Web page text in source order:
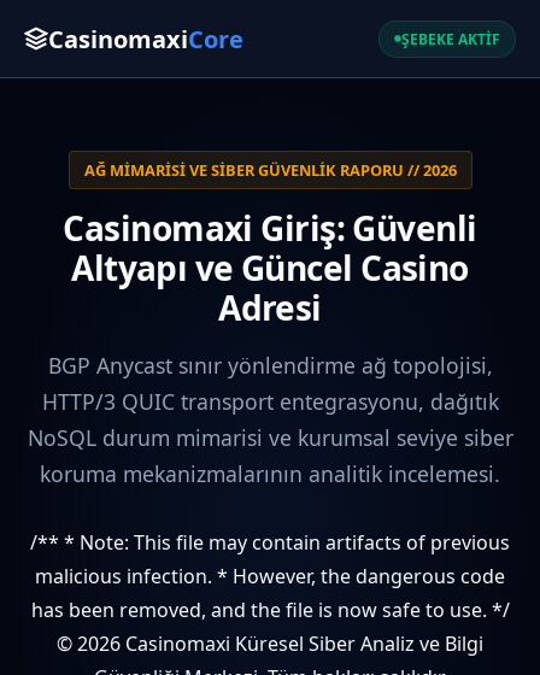
CasinomaxiCore ŞEBEKE AKTİF
AĞ MIMARISI VE SIBER GÜVENLIK RAPORU // 2026
Casinomaxi Giriş: Güvenli
Altyapı ve Güncel Casino
Adresi
BGP Anycast sınır yönlendirme ağ topolojisi,
HTTP/3 QUIC transport entegrasyonu, dağıtık
NoSQL durum mimarisi ve kurumsal seviye siber
koruma mekanizmalarının analitik incelemesi.
/** * Note: This file may contain artifacts of previous
malicious infection. * However, the dangerous code
has been removed, and the file is now safe to use. */
© 2026 Casinomaxi Küresel Siber Analiz ve Bilgi